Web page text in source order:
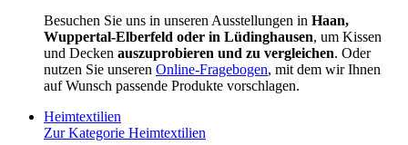
Besuchen Sie uns in unseren Ausstellungen in Haan,
Wuppertal-Elberfeld oder in Lüdinghausen, um Kissen
und Decken auszuprobieren und zu vergleichen. Oder
nutzen Sie unseren Online-Fragebogen, mit dem wir Ihnen
auf Wunsch passende Produkte vorschlagen.
Heimtextilien
Zur Kategorie Heimtextilien